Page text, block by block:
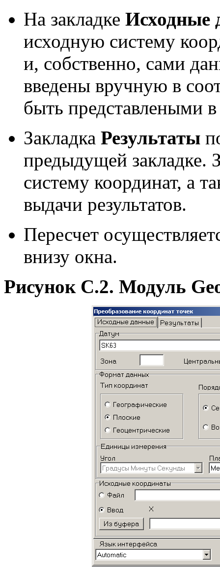
На закладке Исходные
исходную систему
и, собственно, сами
введены вручную в
быть представлеными
Закладка Результаты
предыдущей закладке.
систему координат, а
выдачи результатов.
Пересчет
внизу окна.
Рисунок C.2. Модуль